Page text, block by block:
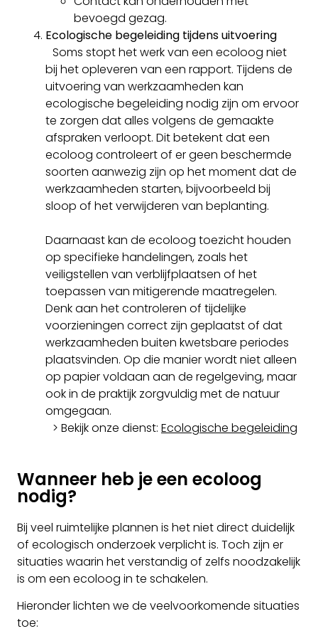
bevoegd gezag.
Ecologische begeleiding tijdens uitvoering
Soms stopt het werk van een ecoloog niet
bij het opleveren van een rapport. Tijdens de
uitvoering van werkzaamheden kan
ecologische begeleiding nodig zijn om ervoor
te zorgen dat alles volgens de gemaakte
afspraken verloopt. Dit betekent dat een
ecoloog controleert of er geen beschermde
soorten aanwezig zijn op het moment dat de
werkzaamheden starten, bijvoorbeeld bij
sloop of het verwijderen van beplanting.
Daarnaast kan de ecoloog toezicht houden
op specifieke handelingen, zoals het
veiligstellen van verblijfplaatsen of het
toepassen van mitigerende maatregelen.
Denk aan het controleren of tijdelijke
voorzieningen correct zijn geplaatst of dat
werkzaamheden buiten kwetsbare periodes
plaatsvinden. Op die manier wordt niet alleen
op papier voldaan aan de regelgeving, maar
ook in de praktijk zorgvuldig met de natuur
omgegaan.
> Bekijk onze dienst: Ecologische begeleiding
Wanneer heb je een ecoloog
nodig?
Bij veel ruimtelijke plannen is het niet direct duidelijk
of ecologisch onderzoek verplicht is. Toch zijn er
situaties waarin het verstandig of zelfs noodzakelijk
is om een ecoloog in te schakelen.
Hieronder lichten we de veelvoorkomende situaties
toe: